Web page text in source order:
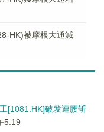
HK)被摩根大通減
[1081.HK]破发遭腰斩
5:19